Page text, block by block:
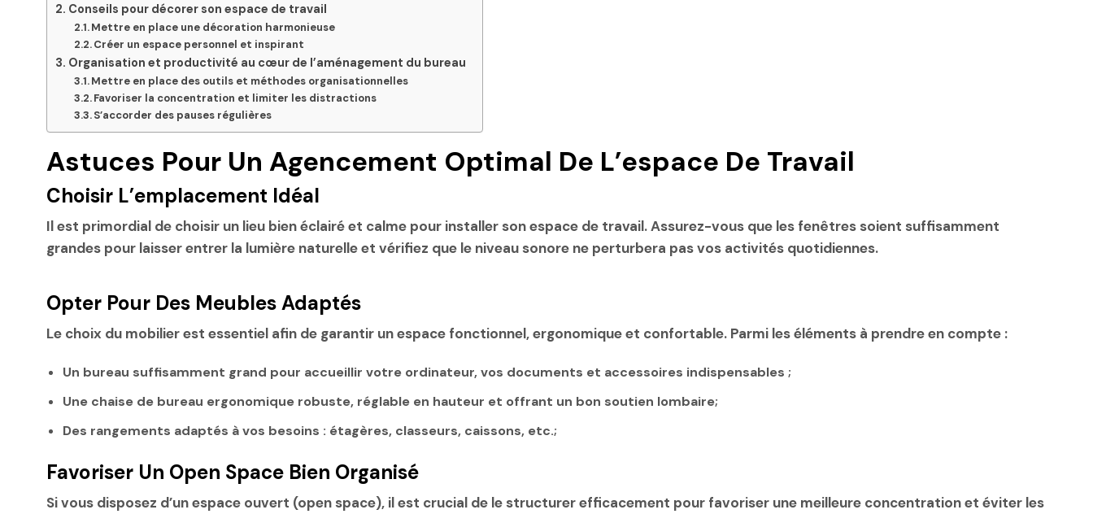
Conseils pour décorer son espace de travail
Mettre en place une décoration harmonieuse
Créer un espace personnel et inspirant
Organisation et productivité au cœur de l’aménagement du bureau
Mettre en place des outils et méthodes organisationnelles
Favoriser la concentration et limiter les distractions
S’accorder des pauses régulières
Astuces Pour Un Agencement Optimal De L’espace De Travail
Choisir L’emplacement Idéal
Il est primordial de choisir un lieu bien éclairé et calme pour installer son espace de travail. Assurez-vous que les fenêtres soient suffisamment
grandes pour laisser entrer la lumière naturelle et vérifiez que le niveau sonore ne perturbera pas vos activités quotidiennes.
Opter Pour Des Meubles Adaptés
Le choix du mobilier est essentiel afin de garantir un espace fonctionnel, ergonomique et confortable. Parmi les éléments à prendre en compte :
Un bureau suffisamment grand pour accueillir votre ordinateur, vos documents et accessoires indispensables ;
Une chaise de bureau ergonomique robuste, réglable en hauteur et offrant un bon soutien lombaire;
Des rangements adaptés à vos besoins : étagères, classeurs, caissons, etc.;
Favoriser Un Open Space Bien Organisé
Si vous disposez d’un espace ouvert (open space), il est crucial de le structurer efficacement pour favoriser une meilleure concentration et éviter les